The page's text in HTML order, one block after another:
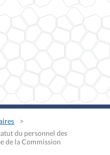
du personnel des
de la Commission